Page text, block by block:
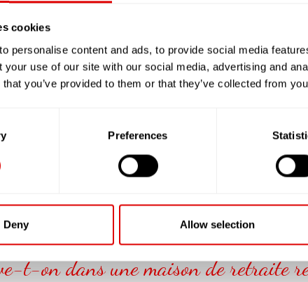
cookies
personalise content and ads, to provide social media
your use of our site with our social media, advertising and
you’ve provided to them or that they’ve collected from
Preferences
Deny Allow selection
juifs ou protestants mais comme tous les
musulmanes, les familles doivent souvent
pratiques religieuses.
Je trouve mon EHPAD
t-on dans une maison de retraite